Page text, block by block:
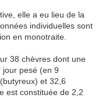
elle a eu lieu de la
individuelles sont
en monotraite.
38 chèvres dont une
jour pesé (en 9
et 32,6
est constituée de 2,2